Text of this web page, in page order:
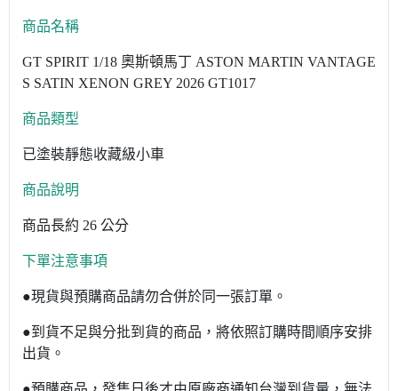
商品名稱
GT SPIRIT 1/18 奧斯頓馬丁 ASTON MARTIN VANTAGE
S SATIN XENON GREY 2026 GT1017
商品類型
已塗裝靜態收藏級小車
商品說明
商品長約 26 公分
下單注意事項
●現貨與預購商品請勿合併於同一張訂單。
●到貨不足與分批到貨的商品，將依照訂購時間順序安排
出貨。